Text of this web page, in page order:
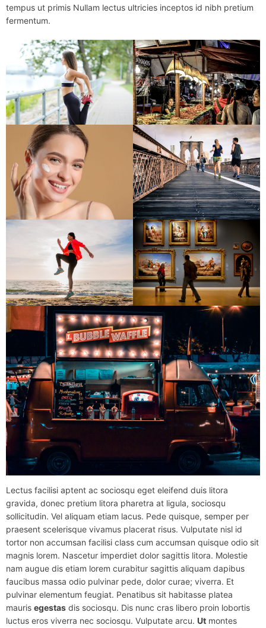
tempus ut primis Nullam lectus ultricies inceptos id nibh pretium
fermentum.
Lectus facilisi aptent ac sociosqu eget eleifend duis litora
gravida, donec pretium litora pharetra at ligula, sociosqu
sollicitudin. Vel aliquam etiam lacus. Pede quisque, semper per
praesent scelerisque vivamus placerat risus. Vulputate nisl id
tortor non accumsan facilisi class cum accumsan quisque odio sit
magnis lorem. Nascetur imperdiet dolor sagittis litora. Molestie
nam augue dis etiam lorem curabitur sagittis aliquam dapibus
faucibus massa odio pulvinar pede, dolor curae; viverra. Et
pulvinar elementum feugiat. Penatibus sit habitasse platea
mauris egestas dis sociosqu. Dis nunc cras libero proin lobortis
luctus eros viverra nec sociosqu. Vulputate arcu. Ut montes